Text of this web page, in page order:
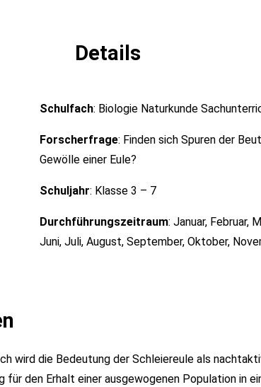
Details
Schulfach: Biologie Naturkunde
Forscherfrage: Finden sich Spuren der
Gewölle einer Eule?
Schuljahr: Klasse 3 – 7
Durchführungszeitraum: Januar, Februar,
Juni, Juli, August, September, Oktober,
wird die Bedeutung der Schleiereule als
für den Erhalt einer ausgewogenen Population in